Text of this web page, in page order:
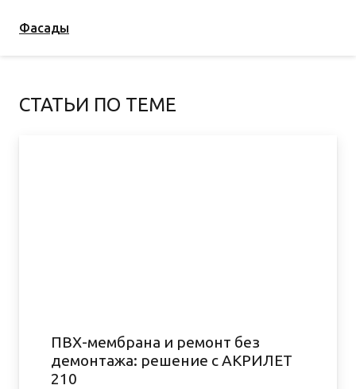
Фасады
СТАТЬИ ПО ТЕМЕ
ПВХ-мембрана и ремонт без
демонтажа: решение с АКРИЛЕТ
210